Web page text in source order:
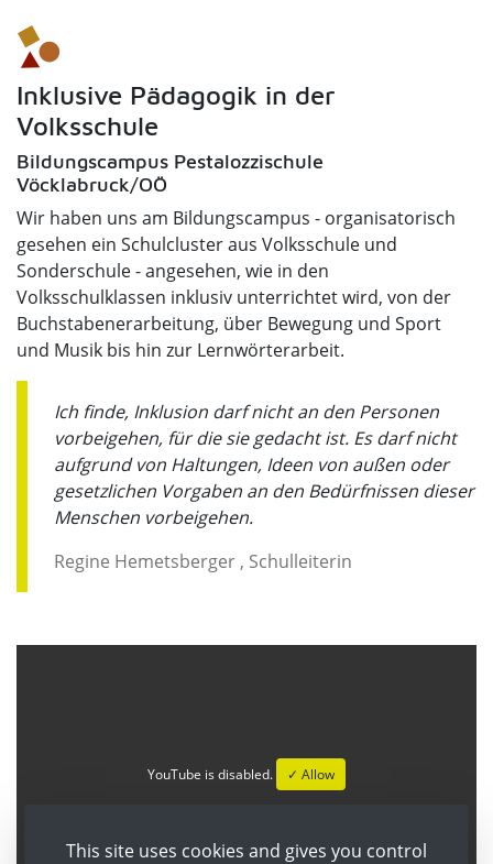
Inklusive Pädagogik in der
Volksschule
Bildungscampus Pestalozzischule
Vöcklabruck/OÖ
Wir haben uns am Bildungscampus - organisatorisch
gesehen ein Schulcluster aus Volksschule und
Sonderschule - angesehen, wie in den
Volksschulklassen inklusiv unterrichtet wird, von der
Buchstabenerarbeitung, über Bewegung und Sport
und Musik bis hin zur Lernwörterarbeit.
Ich finde, Inklusion darf nicht an den Personen
vorbeigehen, für die sie gedacht ist. Es darf nicht
aufgrund von Haltungen, Ideen von außen oder
gesetzlichen Vorgaben an den Bedürfnissen dieser
Menschen vorbeigehen.
Regine Hemetsberger , Schulleiterin
YouTube is disabled. ✓ Allow
This site uses cookies and gives you control